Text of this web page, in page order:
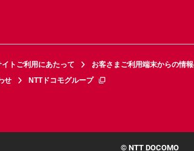
イトご利用にあたって お客さまご利用端末からの情
せ NTTドコモグループ
© NTT DOCOMO